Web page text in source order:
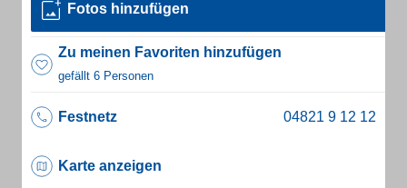
Fotos hinzufügen
Zu meinen Favoriten hinzufügen
gefällt 6 Personen
Festnetz
Karte anzeigen